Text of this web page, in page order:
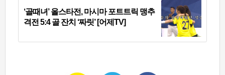
‘골때녀’ 올스타전, 마시마 포트트릭 맹추
격전 5:4 골 잔치 ‘짜릿’ [어제TV]